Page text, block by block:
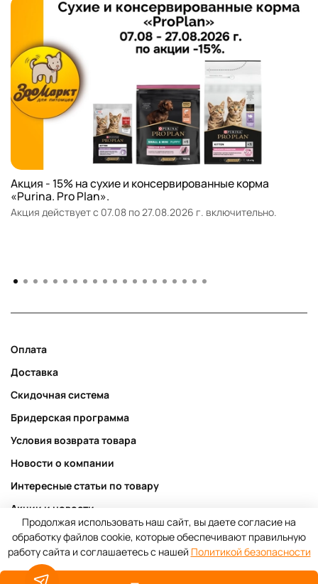
Акция - 15% на сухие и консервированные корма
«Purina. Pro Plan».
Акция действует с 07.08 по 27.08.2026 г. включительно.
Оплата
Доставка
Скидочная система
Бридерская программа
Условия возврата товара
Новости о компании
Интересные статьи по товару
Акции и новости
Публичная оферта
Пользовательское соглашение
Политика конфиденциальности
Продолжая использовать наш сайт, вы даете согласие на
обработку файлов cookie, которые обеспечивают правильную
работу сайта и соглашаетесь с нашей Политикой безопасности